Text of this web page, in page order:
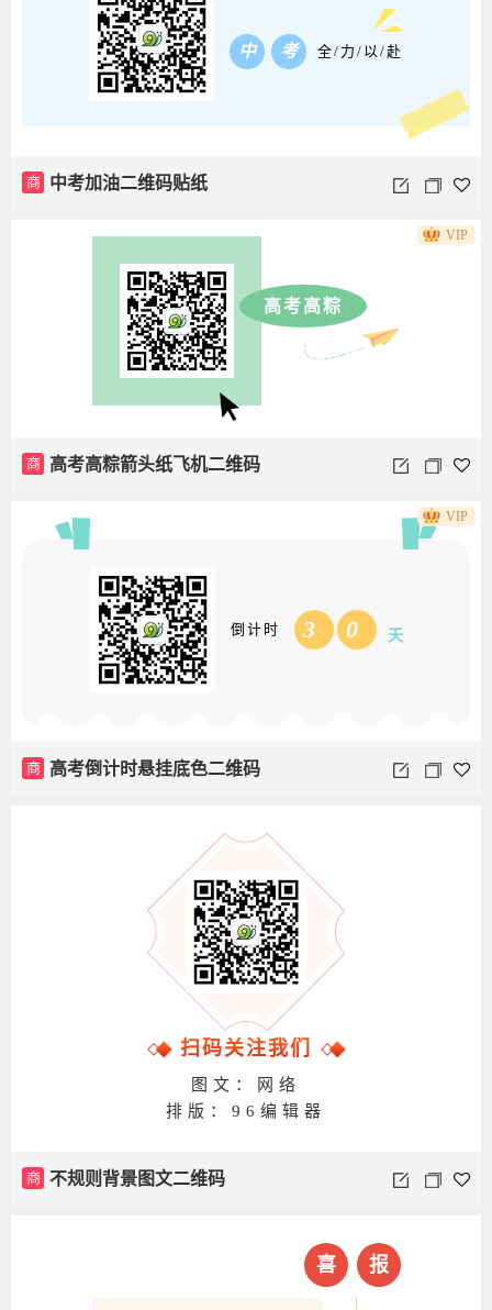
中 考 全/力/以/赴
商 中考加油二维码贴纸
高考高粽
商 高考高粽箭头纸飞机二维码
VIP
倒计时 3 0 天
商 高考倒计时悬挂底色二维码
VIP
扫码关注我们
图文：网络
排版：96编辑器
商 不规则背景图文二维码
喜 报